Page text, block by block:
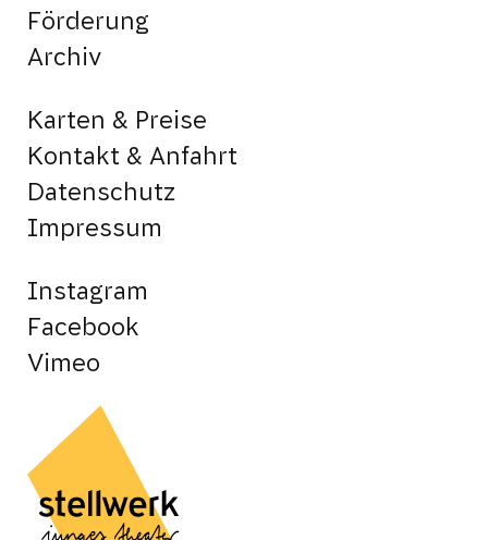
Förderung
Archiv
Karten & Preise
Kontakt & Anfahrt
Datenschutz
Impressum
Instagram
Facebook
Vimeo